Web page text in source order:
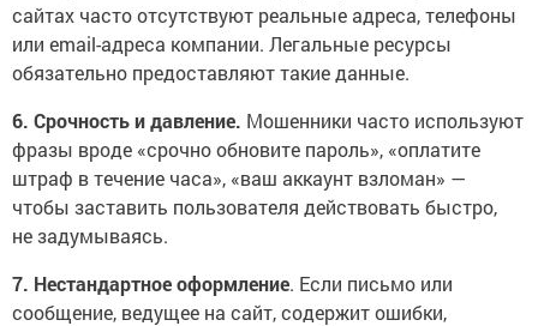
сайтах часто отсутствуют реальные адреса, телефоны
или email-адреса компании. Легальные ресурсы
обязательно предоставляют такие данные.
6. Срочность и давление. Мошенники часто используют
фразы вроде «срочно обновите пароль», «оплатите
штраф в течение часа», «ваш аккаунт взломан» —
чтобы заставить пользователя действовать быстро,
не задумываясь.
7. Нестандартное оформление. Если письмо или
сообщение, ведущее на сайт, содержит ошибки,